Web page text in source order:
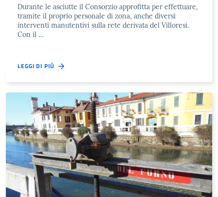
Durante le asciutte il Consorzio approfitta per effettuare,
tramite il proprio personale di zona, anche diversi
interventi manutentivi sulla rete derivata del Villoresi.
Con il …
LEGGI DI PIÙ